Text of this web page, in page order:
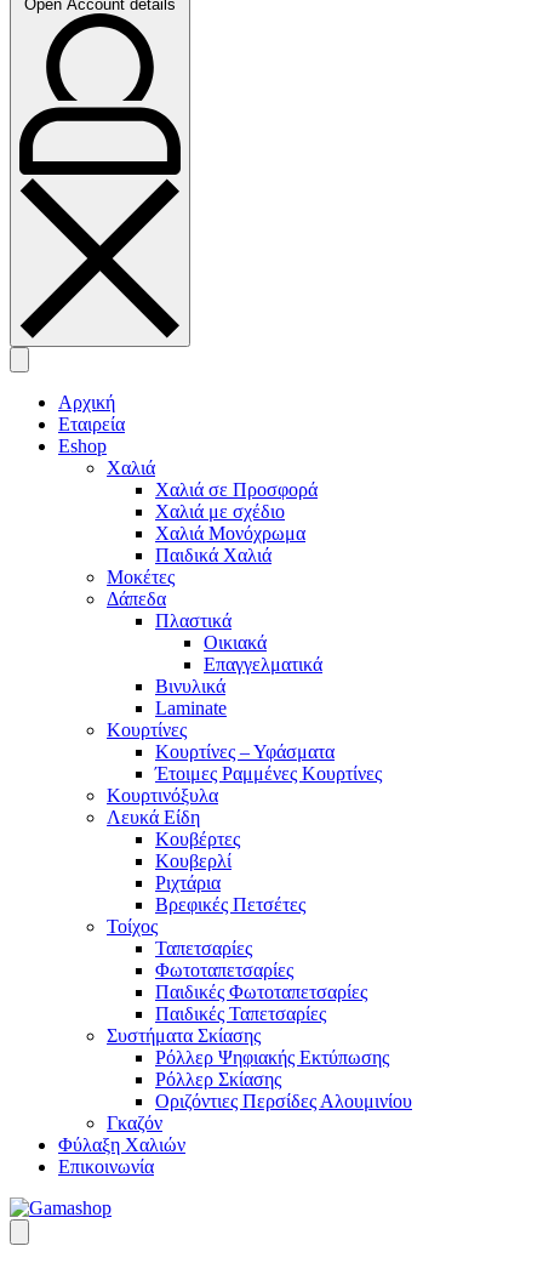
Open Account details
Αρχική
Εταιρεία
Eshop
Χαλιά
Χαλιά σε Προσφορά
Χαλιά με σχέδιο
Χαλιά Μονόχρωμα
Παιδικά Χαλιά
Μοκέτες
Δάπεδα
Πλαστικά
Οικιακά
Επαγγελματικά
Βινυλικά
Laminate
Κουρτίνες
Κουρτίνες – Υφάσματα
Έτοιμες Ραμμένες Κουρτίνες
Κουρτινόξυλα
Λευκά Είδη
Κουβέρτες
Κουβερλί
Ριχτάρια
Βρεφικές Πετσέτες
Τοίχος
Ταπετσαρίες
Φωτοταπετσαρίες
Παιδικές Φωτοταπετσαρίες
Παιδικές Ταπετσαρίες
Συστήματα Σκίασης
Ρόλλερ Ψηφιακής Εκτύπωσης
Ρόλλερ Σκίασης
Οριζόντιες Περσίδες Αλουμινίου
Γκαζόν
Φύλαξη Χαλιών
Επικοινωνία